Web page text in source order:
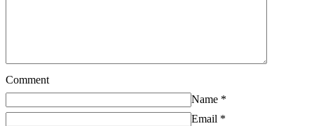
Comment
Name *
Email *